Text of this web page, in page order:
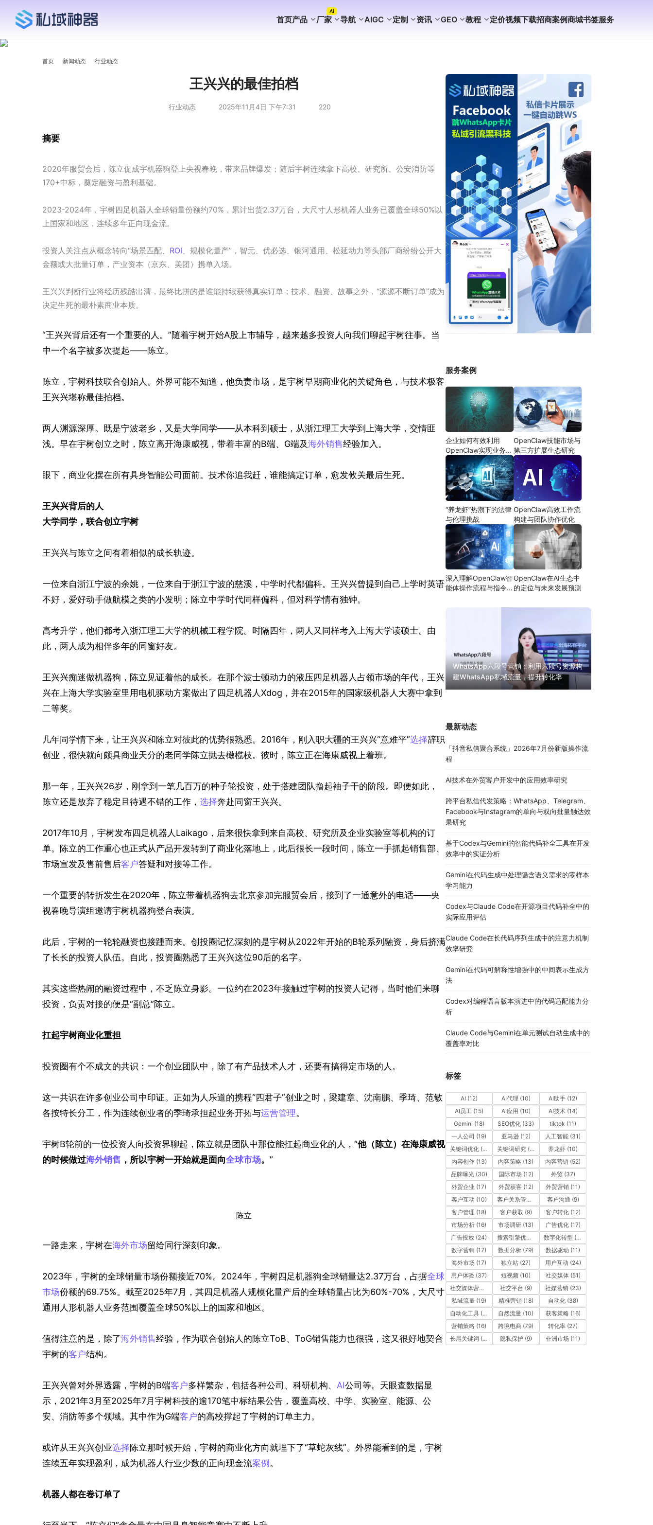
首页产品 厂家
Ai
导航 AIGC 定制 资讯 GEO 教程 定价视频下载招商案例商城书签服务
首页 新闻动态 行业动态
王兴兴的最佳拍档
行业动态 2025年11月4日 下午7:31 220
摘要
2020年服贸会后，陈立促成宇机器狗登上央视春晚，带来品牌爆发；随后宇树连续拿下高校、研究所、公安消防等
170+中标，奠定融资与盈利基础。
2023-2024年，宇树四足机器人全球销量份额约70%，累计出货2.37万台，大尺寸人形机器人业务已覆盖全球50%以
上国家和地区，连续多年正向现金流。
投资人关注点从概念转向“场景匹配、 ROI 、规模化量产”，智元、优必选、银河通用、松延动力等头部厂商纷纷公开大
金额或大批量订单，产业资本（京东、美团）携单入场。
王兴兴判断行业将经历残酷出清，最终比拼的是谁能持续获得真实订单；技术、融资、故事之外，“源源不断订单”成为
决定生死的最朴素商业本质。
“王兴兴背后还有一个重要的人。”随着宇树开始A股上市辅导，越来越多投资人向我们聊起宇树往事。当
中一个名字被多次提起——陈立。
陈立，宇树科技联合创始人。外界可能不知道，他负责市场，是宇树早期商业化的关键角色，与技术极客
王兴兴堪称最佳拍档。
两人渊源深厚。既是宁波老乡，又是大学同学——从本科到硕士，从浙江理工大学到上海大学，交情匪
浅。早在宇树创立之时，陈立离开海康威视，带着丰富的B端、G端及海外销售经验加入。
眼下，商业化摆在所有具身智能公司面前。技术你追我赶，谁能搞定订单，愈发攸关最后生死。
王兴兴背后的人
大学同学，联合创立宇树
王兴兴与陈立之间有着相似的成长轨迹。
一位来自浙江宁波的余姚，一位来自于浙江宁波的慈溪，中学时代都偏科。王兴兴曾提到自己上学时英语
不好，爱好动手做航模之类的小发明；陈立中学时代同样偏科，但对科学情有独钟。
高考升学，他们都考入浙江理工大学的机械工程学院。时隔四年，两人又同样考入上海大学读硕士。由
此，两人成为相伴多年的同窗好友。
王兴兴痴迷做机器狗，陈立见证着他的成长。在那个波士顿动力的液压四足机器人占领市场的年代，王兴
兴在上海大学实验室里用电机驱动方案做出了四足机器人Xdog，并在2015年的国家级机器人大赛中拿到
二等奖。
几年同学情下来，让王兴兴和陈立对彼此的优势很熟悉。2016年，刚入职大疆的王兴兴“意难平”选择辞职
创业，很快就向颇具商业天分的老同学陈立抛去橄榄枝。彼时，陈立正在海康威视上着班。
那一年，王兴兴26岁，刚拿到一笔几百万的种子轮投资，处于搭建团队撸起袖子干的阶段。即便如此，
陈立还是放弃了稳定且待遇不错的工作， 选择奔赴同窗王兴兴。
2017年10月，宇树发布四足机器人Laikago，后来很快拿到来自高校、研究所及企业实验室等机构的订
单。陈立的工作重心也正式从产品开发转到了商业化落地上，此后很长一段时间，陈立一手抓起销售部、
市场宣发及售前售后客户答疑和对接等工作。
一个重要的转折发生在2020年，陈立带着机器狗去北京参加完服贸会后，接到了一通意外的电话——央
视春晚导演组邀请宇树机器狗登台表演。
此后，宇树的一轮轮融资也接踵而来。创投圈记忆深刻的是宇树从2022年开始的B轮系列融资，身后挤满
了长长的投资人队伍。自此，投资圈熟悉了王兴兴这位90后的名字。
其实这些热闹的融资过程中，不乏陈立身影。一位约在2023年接触过宇树的投资人记得，当时他们来聊
投资，负责对接的便是“副总”陈立。
扛起宇树商业化重担
投资圈有个不成文的共识：一个创业团队中，除了有产品技术人才，还要有搞得定市场的人。
这一共识在许多创业公司中印证。正如为人乐道的携程“四君子”创业之时，梁建章、沈南鹏、季琦、范敏
各按特长分工，作为连续创业者的季琦承担起业务开拓与运营管理。
宇树B轮前的一位投资人向投资界聊起，陈立就是团队中那位能扛起商业化的人，“他（陈立）在海康威视
的时候做过海外销售 ，所以宇树一开始就是面向全球市场。 ”
陈立
一路走来，宇树在海外市场留给同行深刻印象。
2023年，宇树的全球销量市场份额接近70%。2024年，宇树四足机器狗全球销量达2.37万台，占据全球
市场份额的69.75%。截至2025年7月，其四足机器人规模化量产后的全球销量占比为60%-70%，大尺寸
通用人形机器人业务范围覆盖全球50%以上的国家和地区。
值得注意的是，除了海外销售经验，作为联合创始人的陈立ToB、ToG销售能力也很强，这又很好地契合
宇树的客户结构。
王兴兴曾对外界透露，宇树的B端客户多样繁杂，包括各种公司、科研机构、 AI公司等。天眼查数据显
示，2021年3月至2025年7月宇树科技的逾170笔中标结果公告，覆盖高校、中学、实验室、能源、公
安、消防等多个领域。其中作为G端客户的高校撑起了宇树的订单主力。
或许从王兴兴创业选择陈立那时候开始，宇树的商业化方向就埋下了“草蛇灰线”。外界能看到的是，宇树
连续五年实现盈利，成为机器人行业少数的正向现金流案例。
机器人都在卷订单了
服务案例
企业如何有效利用
OpenClaw实现业务自
动化
OpenClaw技能市场与
第三方扩展生态研究
“养龙虾”热潮下的法律
与伦理挑战
OpenClaw高效工作流
构建与团队协作优化
深入理解OpenClaw智
能体操作流程与指令设
OpenClaw在AI生态中
的定位与未来发展预测
WhatsApp六段号营销：利用六段号资源构
建WhatsApp私域流量，提升转化率
最新动态
「抖音私信聚合系统」2026年7月份新版操作流
程
AI技术在外贸客户开发中的应用效率研究
跨平台私信代发策略：WhatsApp、Telegram、
Facebook与Instagram的单向与双向批量触达效
果研究
基于Codex与Gemini的智能代码补全工具在开发
效率中的实证分析
Gemini在代码生成中处理隐含语义需求的零样本
学习能力
Codex与Claude Code在开源项目代码补全中的
实际应用评估
Claude Code在长代码序列生成中的注意力机制
效率研究
Gemini在代码可解释性增强中的中间表示生成方
法
Codex对编程语言版本演进中的代码适配能力分
析
Claude Code与Gemini在单元测试自动生成中的
覆盖率对比
标签
AI (12) AI代理 (10) AI助手 (12)
AI员工(15) AI应用 (10) AI技术(14)
Gemini (18) SEO优化 (33) tiktok (11)
一人公司 (19) 亚马逊(12) 人工智能 (31)
关键词优化 (10) 关键词研究(12) 养龙虾 (10)
内容创作(13) 内容策略 (13) 内容营销 (52)
品牌曝光(30) 国际市场 (12) 外贸(37)
外贸企业 (17) 外贸获客(12) 外贸营销 (11)
客户互动 (10) 客户关系管理 客户沟通 (9)
客户管理 (18) 客户获取 (9) 客户转化(12)
市场分析 (16) 市场调研 (13) 广告优化(17)
广告投放 (24) 搜索引擎优化 (41)数字化转型 (19)
数字营销 (17) 数据分析 (79) 数据驱动 (11)
海外市场 (17) 独立站 (27) 用户互动 (24)
用户体验 (37) 短视频 (10) 社交媒体(51)
社交媒体营销
社交平台 (9) 社媒营销(23)
私域流量 (19) 精准营销(18) 自动化(38)
自动化工具 (11) 自然流量 (10) 获客策略(16)
营销策略 (16) 跨境电商 (79) 转化率 (27)
长尾关键词 (12) 隐私保护(9) 非洲市场 (11)